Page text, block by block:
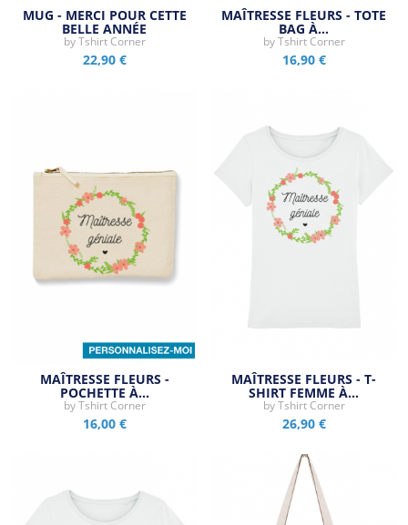
MUG - MERCI POUR CETTE
BELLE ANNÉE
byTshirt Corner
22,90 €
MAÎTRESSE FLEURS - TOTE
BAG À…
byTshirt Corner
16,90 €
MAÎTRESSE FLEURS -
POCHETTE À…
byTshirt Corner
16,00 €
MAÎTRESSE FLEURS - T-
SHIRT FEMME À…
byTshirt Corner
26,90 €